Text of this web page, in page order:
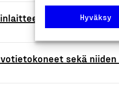
Hyväksy
ilmastointiin ja
sekä